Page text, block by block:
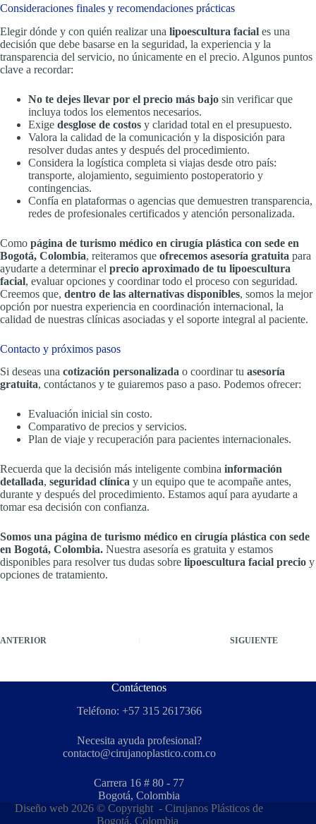
Consideraciones finales y recomendaciones prácticas
Elegir dónde y con quién realizar una lipoescultura facial es una
decisión que debe basarse en la seguridad, la experiencia y la
transparencia del servicio, no únicamente en el precio. Algunos puntos
clave a recordar:
No te dejes llevar por el precio más bajo sin verificar que
incluya todos los elementos necesarios.
Exige desglose de costos y claridad total en el presupuesto.
Valora la calidad de la comunicación y la disposición para
resolver dudas antes y después del procedimiento.
Considera la logística completa si viajas desde otro país:
transporte, alojamiento, seguimiento postoperatorio y
contingencias.
Confía en plataformas o agencias que demuestren transparencia,
redes de profesionales certificados y atención personalizada.
Como página de turismo médico en cirugía plástica con sede en
Bogotá, Colombia, reiteramos que ofrecemos asesoría gratuita para
ayudarte a determinar el precio aproximado de tu lipoescultura
facial, evaluar opciones y coordinar todo el proceso con seguridad.
Creemos que, dentro de las alternativas disponibles, somos la mejor
opción por nuestra experiencia en coordinación internacional, la
calidad de nuestras clínicas asociadas y el soporte integral al paciente.
Contacto y próximos pasos
Si deseas una cotización personalizada o coordinar tu asesoría
gratuita, contáctanos y te guiaremos paso a paso. Podemos ofrecer:
Evaluación inicial sin costo.
Comparativo de precios y servicios.
Plan de viaje y recuperación para pacientes internacionales.
Recuerda que la decisión más inteligente combina información
detallada, seguridad clínica y un equipo que te acompañe antes,
durante y después del procedimiento. Estamos aquí para ayudarte a
tomar esa decisión con confianza.
Somos una página de turismo médico en cirugía plástica con sede
en Bogotá, Colombia. Nuestra asesoría es gratuita y estamos
disponibles para resolver tus dudas sobre lipoescultura facial precio y
opciones de tratamiento.
ANTERIOR SIGUIENTE
Contáctenos
Teléfono: +57 315 2617366
Necesita ayuda profesional?
contacto@cirujanoplastico.com.co
Carrera 16 # 80 - 77
Bogotá, Colombia
Diseño web 2026 © Copyright -Cirujanos Plásticos de
Bogotá, Colombia